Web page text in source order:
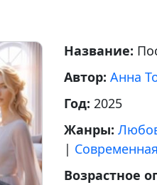
Название:
Автор: Анна
Год: 2025
Жанры:
|
Возрастное